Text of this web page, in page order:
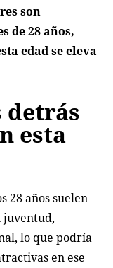
son
de 28 años,
edad se eleva
detrás
esta
28 años suelen
juventud,
lo que podría
en ese